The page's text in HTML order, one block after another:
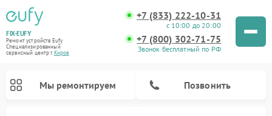
FIX-EUFY
Ремонт устройств Eufy
Специализированный
cервисный центр г.Киров
+7 (833) 222-10-31
с 10:00 до 20:00
+7 (800) 302-71-75
Звонок бесплатный по РФ
Мы ремонтируем Позвонить